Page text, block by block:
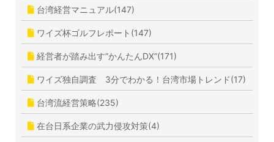
台湾経営マニュアル(147)
ワイズ杯ゴルフレポート(147)
経営者が踏み出す”かんたんDX”(171)
ワイズ独自調査 3分でわかる！台湾市場トレンド(17)
台湾流経営策略(235)
在台日系企業の武力侵攻対策(4)